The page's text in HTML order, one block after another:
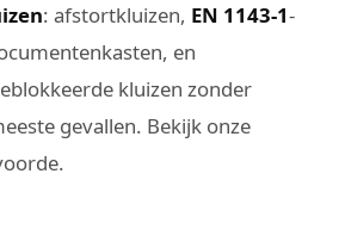
: afstortkluizen, EN 1143-1-
en
kluizen zonder
gevallen. Bekijk onze
.